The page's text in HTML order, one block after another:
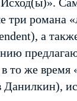
три романа
а
то же
Данилкин),